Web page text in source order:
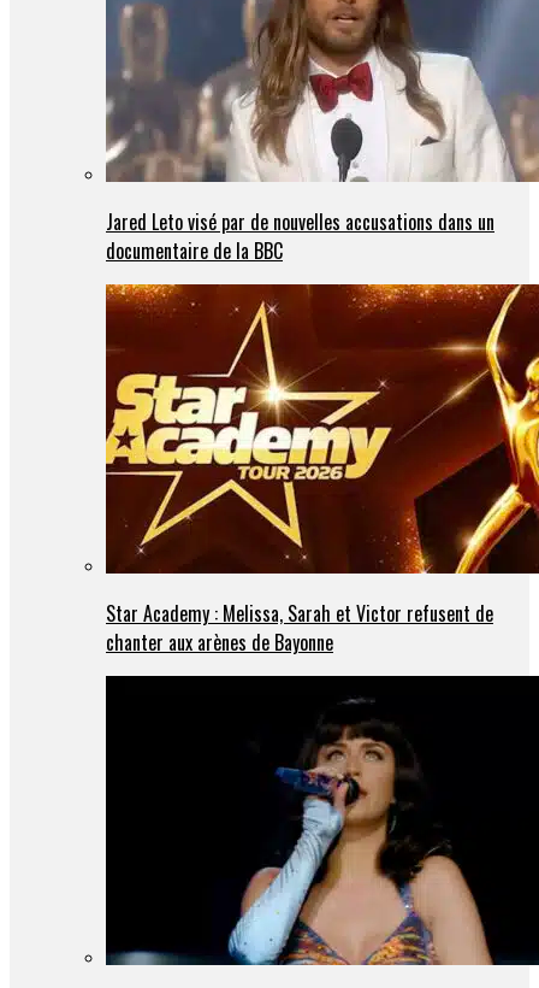
Jared Leto visé par de nouvelles accusations dans un
documentaire de la BBC
Star Academy : Melissa, Sarah et Victor refusent de
chanter aux arènes de Bayonne